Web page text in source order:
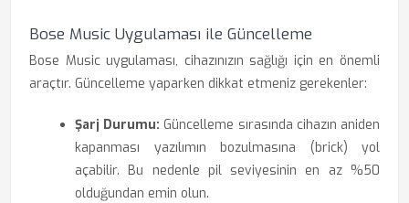
Bose Music Uygulaması ile Güncelleme
Bose Music uygulaması, cihazınızın sağlığı için en önemli
araçtır. Güncelleme yaparken dikkat etmeniz gerekenler:
Şarj Durumu: Güncelleme sırasında cihazın aniden
kapanması yazılımın bozulmasına (brick) yol
açabilir. Bu nedenle pil seviyesinin en az %50
olduğundan emin olun.